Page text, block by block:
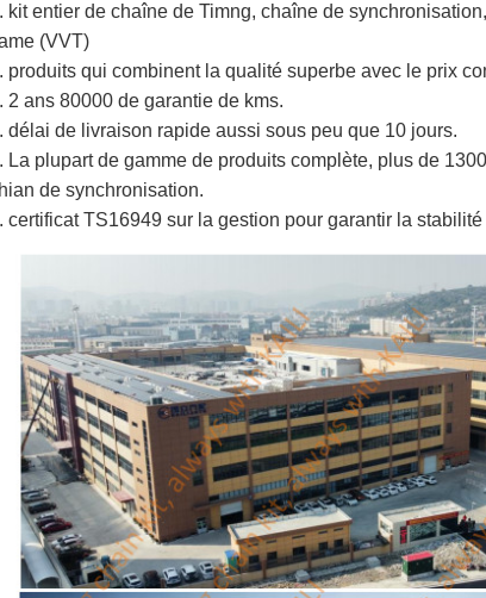
kit entier de chaîne de Timng, chaîne de
(VVT)
produits qui combinent la qualité superbe avec le prix
2 ans 80000 de garantie de kms.
délai de livraison rapide aussi sous peu que 10 jours.
La plupart de gamme de produits complète, plus de
de synchronisation.
certificat TS16949 sur la gestion pour garantir la